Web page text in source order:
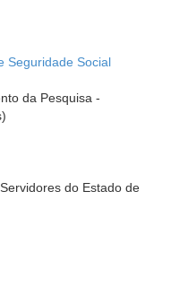
Seguridade Social
da Pesquisa -
do Estado de